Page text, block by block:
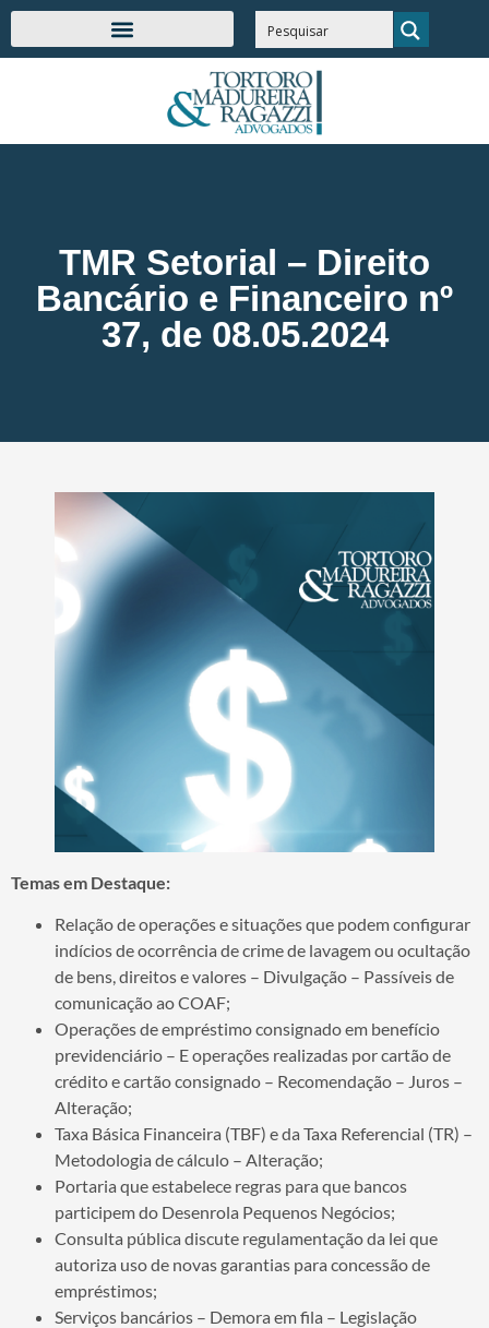
TMR Setorial – Direito
Bancário e Financeiro nº
37, de 08.05.2024
Temas em Destaque:
Relação de operações e situações que podem configurar
indícios de ocorrência de crime de lavagem ou ocultação
de bens, direitos e valores – Divulgação – Passíveis de
comunicação ao COAF;
Operações de empréstimo consignado em benefício
previdenciário – E operações realizadas por cartão de
crédito e cartão consignado – Recomendação – Juros –
Alteração;
Taxa Básica Financeira (TBF) e da Taxa Referencial (TR) –
Metodologia de cálculo – Alteração;
Portaria que estabelece regras para que bancos
participem do Desenrola Pequenos Negócios;
Consulta pública discute regulamentação da lei que
autoriza uso de novas garantias para concessão de
empréstimos;
Serviços bancários – Demora em fila – Legislação